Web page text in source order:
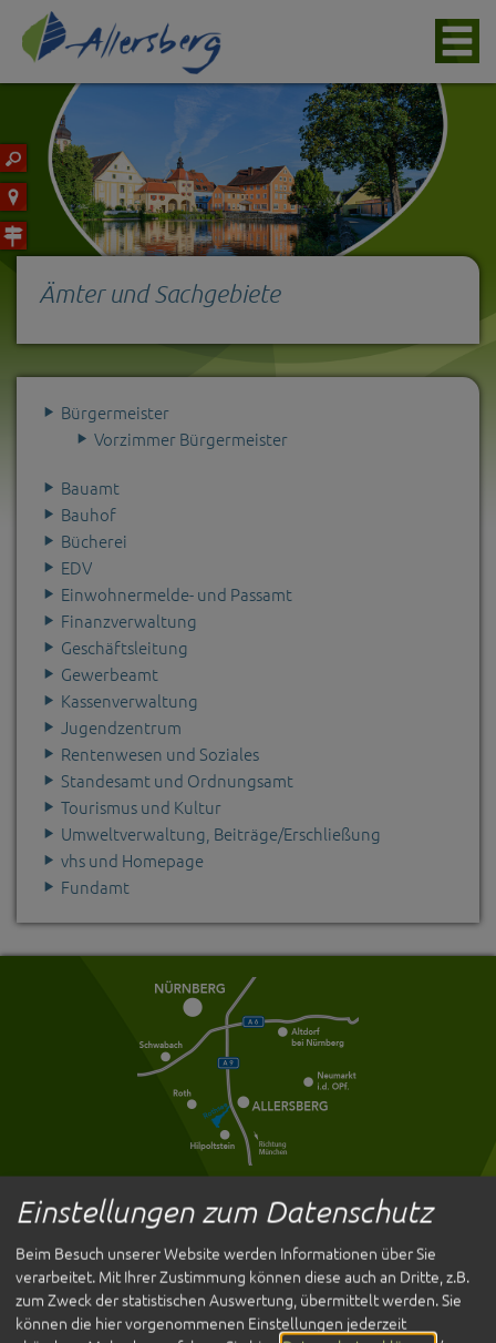
Ämter und Sachgebiete
Bürgermeister
Vorzimmer Bürgermeister
Bauamt
Bauhof
Bücherei
EDV
Einwohnermelde- und Passamt
Finanzverwaltung
Geschäftsleitung
Gewerbeamt
Kassenverwaltung
Jugendzentrum
Rentenwesen und Soziales
Standesamt und Ordnungsamt
Tourismus und Kultur
Umweltverwaltung, Beiträge/Erschließung
vhs und Homepage
Fundamt
Entdecken
Übernachten
Gastronomie
Veranstaltungen
Einstellungen zum Datenschutz
Beim Besuch unserer Website werden Informationen über Sie
verarbeitet. Mit Ihrer Zustimmung können diese auch an Dritte, z.B.
zum Zweck der statistischen Auswertung, übermittelt werden. Sie
können die hier vorgenommenen Einstellungen jederzeit